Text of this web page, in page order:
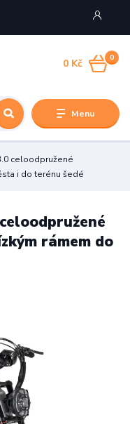
Menu
0
0 Kč
celoodpružené
i do terénu šedé
rámem do